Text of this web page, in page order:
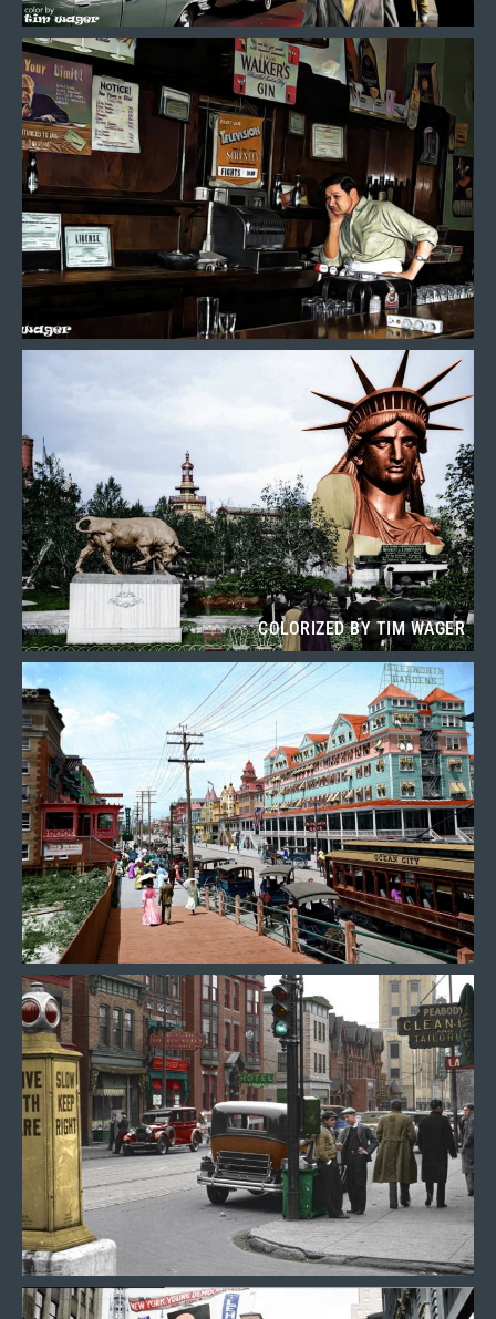
COLORIZED BY TIM WAGER